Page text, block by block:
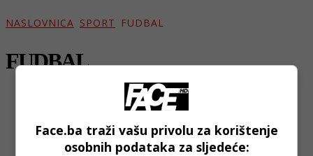
NASLOVNICA SPORT FUDBAL
FUDBAL
Face.ba traži vašu privolu za korištenje
osobnih podataka za sljedeće: